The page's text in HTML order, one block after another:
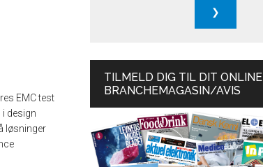
EMC test
design
løsninger
TILMELD DIG TIL DIT ONLINE
BRANCHEMAGASIN/AVIS